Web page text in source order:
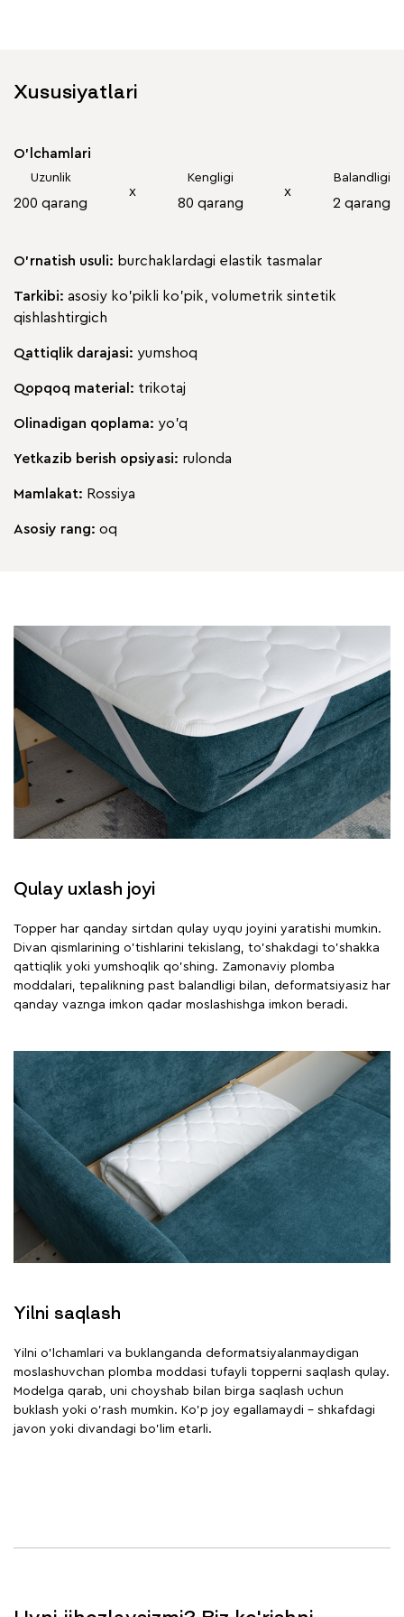
Xususiyatlari
O'lchamlari
Uzunlik
200 qarang
х
Kengligi
80 qarang
х
Balandligi
2 qarang
O'rnatish usuli: burchaklardagi elastik tasmalar
Tarkibi: asosiy ko'pikli ko'pik, volumetrik sintetik
qishlashtirgich
Qattiqlik darajasi: yumshoq
Qopqoq material: trikotaj
Olinadigan qoplama: yo'q
Yetkazib berish opsiyasi: rulonda
Mamlakat: Rossiya
Asosiy rang: oq
Qulay uxlash joyi
Topper har qanday sirtdan qulay uyqu joyini yaratishi mumkin.
Divan qismlarining o'tishlarini tekislang, to'shakdagi to'shakka
qattiqlik yoki yumshoqlik qo'shing. Zamonaviy plomba
moddalari, tepalikning past balandligi bilan, deformatsiyasiz har
qanday vaznga imkon qadar moslashishga imkon beradi.
Yilni saqlash
Yilni o'lchamlari va buklanganda deformatsiyalanmaydigan
moslashuvchan plomba moddasi tufayli topperni saqlash qulay.
Modelga qarab, uni choyshab bilan birga saqlash uchun
buklash yoki o'rash mumkin. Ko'p joy egallamaydi – shkafdagi
javon yoki divandagi bo'lim etarli.